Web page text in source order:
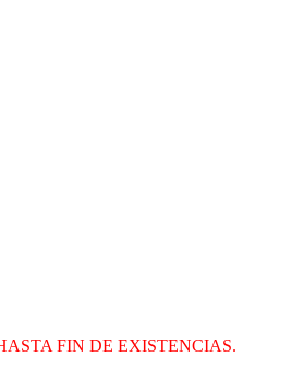
FIN DE EXISTENCIAS.